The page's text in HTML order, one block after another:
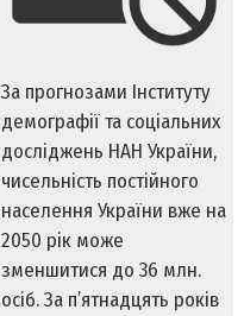
За прогнозами Інституту
демографії та соціальних
досліджень НАН України,
чисельність постійного
населення України вже на
2050 рік може
зменшитися до 36 млн.
осіб. За п’ятнадцять років